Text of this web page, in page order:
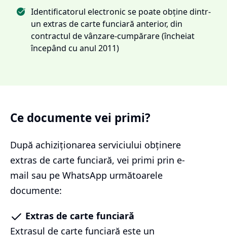
Identificatorul electronic se poate obține dintr-
un extras de carte funciară anterior, din
contractul de vânzare-cumpărare (încheiat
începând cu anul 2011)
Ce documente vei primi?
După achiziționarea serviciului obținere
extras de carte funciară, vei primi prin e-
mail sau pe WhatsApp următoarele
documente:
Extras de carte funciară
Extrasul de carte funciară este un